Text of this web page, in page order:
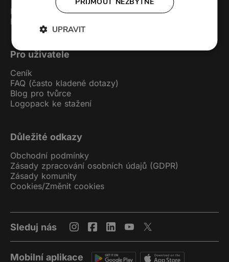
Kontakt
Podcast studio
Pro uživatele
Ceník
FAQ (často kladené dotazy)
Blog pro tvůrce
Logopack ke stažení
Důležité odkazy
Obchodní podmínky
Zásady zpracování osobních údajů (GDPR)
Zásady komunity
Cookies/Změnit cookies
Sleduj nás
Mobilní aplikace
UPRAVIT